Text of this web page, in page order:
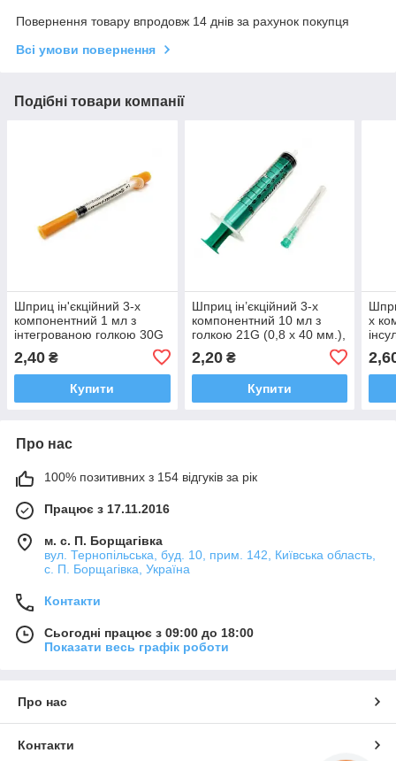
Повернення товару впродовж 14 днів за рахунок покупця
Всі умови повернення
Подібні товари компанії
Шприц ін'єкційний 3-х
компонентний 1 мл з
інтегрованою голкою 30G
ALEXPHARM
2,40 ₴
Купити
Шприц ін’єкційний 3-х
компонентний 10 мл з
голкою 21G (0,8 х 40 мм.),
2,20₴
Купити
х
Про нас
100% позитивних з 154 відгуків за рік
Працює з 17.11.2016
м. с. П. Борщагівка
вул. Тернопільська, буд. 10, прим. 142, Київська область,
с. П. Борщагівка, Україна
Контакти
Сьогодні працює з 09:00 до 18:00
Показати весь графік роботи
Про нас
Контакти